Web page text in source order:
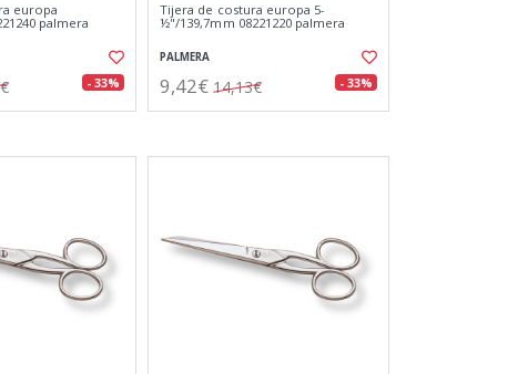
europa
palmera
- 33%
Tijera de costura europa 5-
½"/139,7mm 08221220 palmera
PALMERA
9,42€ 14,13€ - 33%